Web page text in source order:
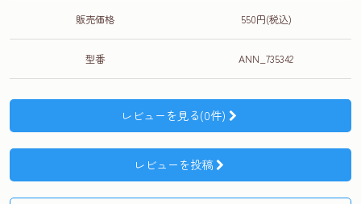
販売価格 550円(税込)
型番 ANN_735342
レビューを見る(0件)
レビューを投稿